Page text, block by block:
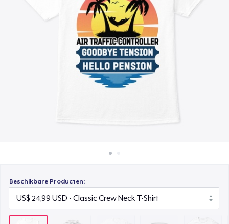
Verkoop overal
Verkoop alles
Beschikbare Producten:
Comfort Tee
US$ 17,99
Women's Classic Tee
US$ 24,99
Classic Long Sleeve Tee